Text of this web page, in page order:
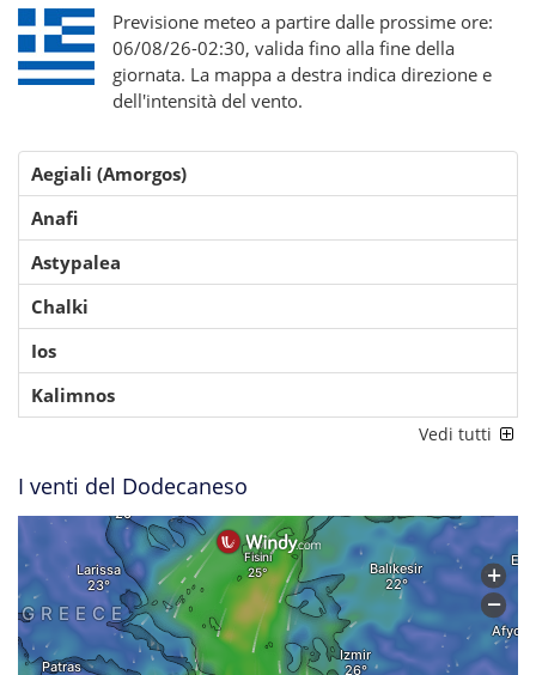
Previsione meteo a partire dalle prossime ore:
06/08/26-02:30, valida fino alla fine della
giornata. La mappa a destra indica direzione e
dell'intensità del vento.
Aegiali (Amorgos)
Anafi
Astypalea
Chalki
Ios
Kalimnos
Vedi tutti
I venti del Dodecaneso